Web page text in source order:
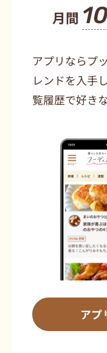
月間
アプリならプ
レンドを入手
覧履歴で好き
アプ